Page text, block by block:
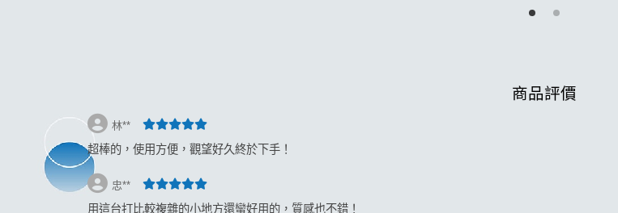
商品評價
林**
超棒的，使用方便，觀望好久終於下手！
忠**
用這台打比較複雜的小地方還蠻好用的，質感也不錯！